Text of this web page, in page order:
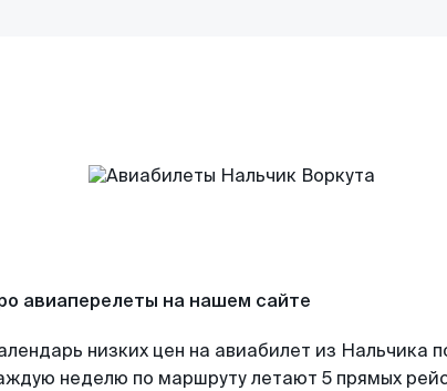
авиаперелеты на нашем сайте
низких цен на авиабилет из Нальчика
неделю по маршруту летают 5 прямых